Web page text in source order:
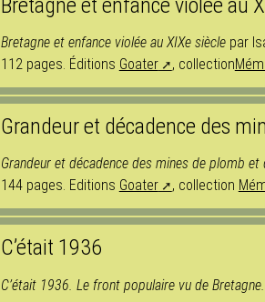
Bretagne et enfance violée au
Bretagne et enfance violée au XIXe sièclepar
112 pages. Éditions Goater , collection
Grandeur et décadence des
Grandeur et décadence des mines de plomb et
144 pages. Editions Goater , collection
C’était 1936
C’était 1936. Le front populaire vu de